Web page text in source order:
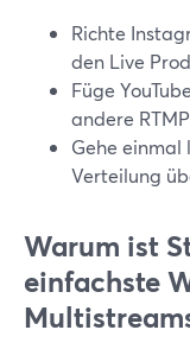
Richte
den Live
Füge
andere
Gehe einmal
Verteilung
Warum ist
einfachste